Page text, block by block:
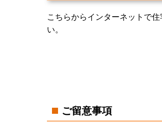
こちらからインターネットで
い。
ご留意事項